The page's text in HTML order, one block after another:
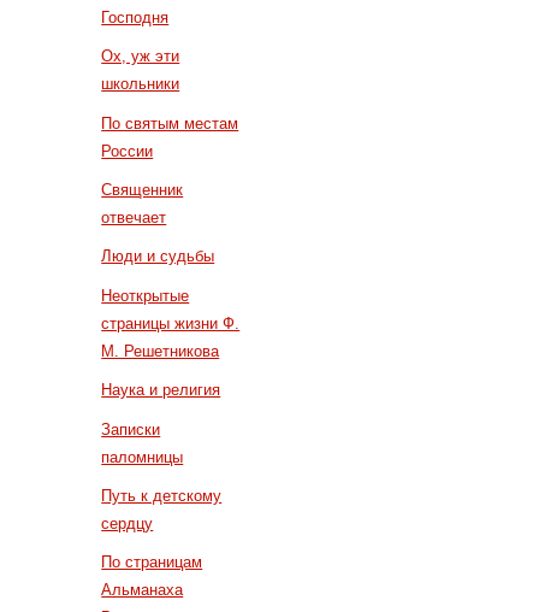
Господня
Ох, уж эти
школьники
По святым местам
России
Священник
отвечает
Люди и судьбы
Неоткрытые
страницы жизни Ф.
М. Решетникова
Наука и религия
Записки
паломницы
Путь к детскому
сердцу
По страницам
Альманаха